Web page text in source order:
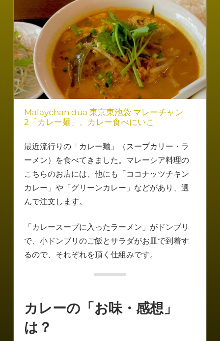
Malaychan dua 東京東池袋 マレーチャン
2「カレー麺」、カレー食べにいこ
最近流行りの「カレー麺」（スープカリー・ラ
ーメン）を食べてきました。マレーシア料理の
こちらのお店には、他にも「ココナッツチキン
カレー」や「グリーンカレー」などがあり、選
んで注文します。
「カレースープに入ったラーメン」がドンブリ
で、小ドンブリのご飯とサラダがお皿で到着す
るので、それぞれを頂く仕組みです。
カレーの「お味・感想」
は？